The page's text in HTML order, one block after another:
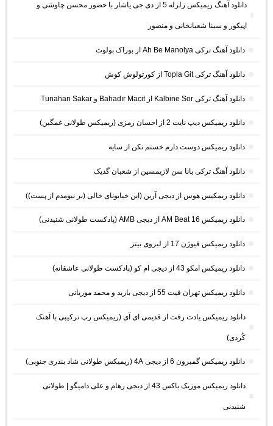
دانلود آهنگ ریمیکس زلزله 5 از دی جی یاشار با حضور محسن چاوشی و
اپیکور و سینا شعبانخانی و منصور
دانلود آهنگ ترکی Ah Be Manolya از بوراک بولوت
دانلود آهنگ ترکی Topla Git از کورتولوش کوش
دانلود آهنگ ترکی Kalbine Sor از Bahadır Macit و Tunahan Sakar
دانلود ریمیکس دیپ نایت 2 از احسان رمزی (ریمیکس طولانی غمگین)
دانلود ریمیکس دوست دارم خستم نکن از سایه
دانلود آهنگ ترکی بانا سن لازیمسین از شعبان گدیک
دانلود ریمکیس هوس از دیجی آرین (این خیابونای خالی (بر نیومدم از پست))
دانلود ریمیکس AM Beat 16 از دیجی AMB (پادکست طولانی شنیدنی)
دانلود ریمیکس فیوژن 17 از لیروی بیتز
دانلود ریمیکس امکو 43 از دیجی ام کو (پادکست طولانی عاشقانه)
دانلود ریمیکس تهران فیت 55 از دیجی باربد و محمد موریانی
دانلود ریمیکس یادت رفت از قدیمی ای آی (ریمیکس رپ ترکیبی با آهنک
کُردی)
دانلود ریمیکس گمبرون 6 از دیجی 4A (ریمیکس طولانی شاد بندری جنوبی)
دانلود ریمیکس موزیک باکس 43 از دیجی رهام و علی دامیگو | طولانی
شنیدنی